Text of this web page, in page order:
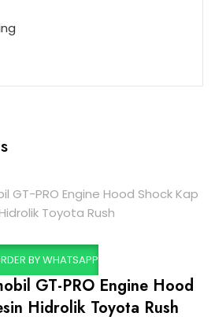
BY WHATSAPP
GT-PRO Engine Hood
Hidrolik Toyota Rush